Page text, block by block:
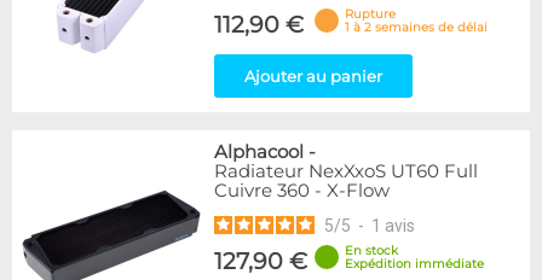
112,90 €
Rupture
1 à 2 semaines de délai
Ajouter au panier
Alphacool -
Radiateur NexXxoS UT60 Full
Cuivre 360 - X-Flow
5/5 - 1 avis
127,90 €
En stock
Expédition immédiate